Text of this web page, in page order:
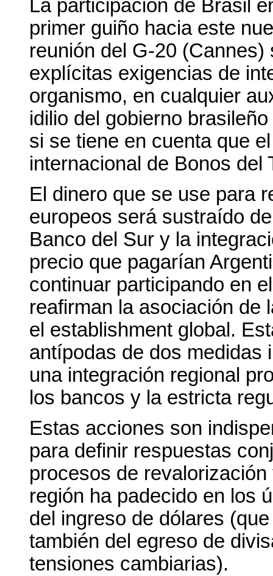
La participación de Brasil
primer guiño hacia este
reunión del G-20
explícitas exigencias de
organismo, en cualquier
idilio del gobierno
si se tiene en cuenta que
internacional de Bonos del
El dinero que se use para
europeos será sustraído
Banco del Sur y la
precio que pagarían
continuar participando en
reafirman la asociación de
el establishment global.
antípodas de dos medidas
una integración regional
los bancos y la estricta
Estas acciones son
para definir respuestas
procesos de
región ha padecido en los
del ingreso de dólares
también del egreso de
tensiones cambiarias).